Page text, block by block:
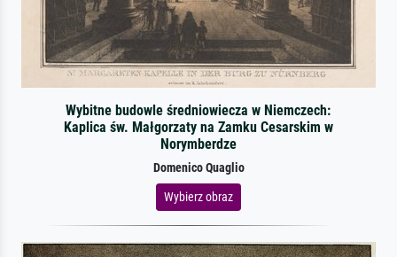
Wybitne budowle średniowiecza w Niemczech:
Kaplica św. Małgorzaty na Zamku Cesarskim w
Norymberdze
Domenico Quaglio
Wybierz obraz